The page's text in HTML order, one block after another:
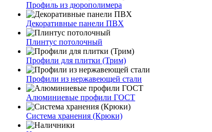
Профиль из дюрополимера
Декоративные панели ПВХ
Плинтус потолочный
Профили для плитки (Трим)
Профили из нержавеющей стали
Алюминиевые профили ГОСТ
Система хранения (Крюки)